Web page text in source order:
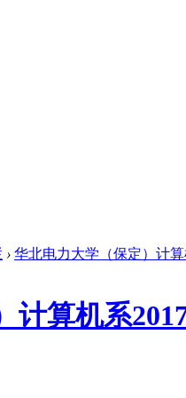
› 华北电力大学（保定）计
计算机系